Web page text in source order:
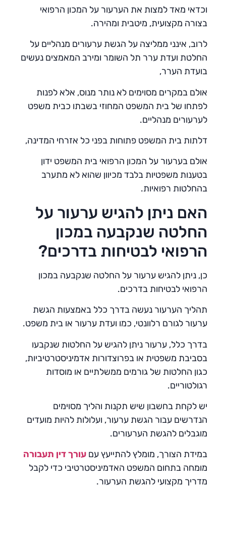
וכדאי מאד למצות את הערעור על המכון הרפואי
בצורה מקצועית, מיטבית ומהירה.
לרוב, אינני ממליצה על הגשת ערעורים מנהליים על
החלטת ועדת ערר תל השומר ומירב המאמצים נעשים
בועדת הערר,
אולם במקרים מסוימים לא נותר מנוס, אלא לפנות
לפתחו של בית המשפט המחוזי בשבתו כבית משפט
לערעורים מנהליים.
דלתות בית המשפט פתוחות בפני כל אזרחי המדינה,
אולם בערעור על המכון הרפואי בית המשפט ידון
בטענות משפטיות בלבד מכיוון שהוא לא מתערב
בהחלטות רפואיות.
האם ניתן להגיש ערעור על
החלטה שנקבעה במכון
הרפואי לבטיחות בדרכים?
כן, ניתן להגיש ערעור על החלטה שנקבעה במכון
הרפואי לבטיחות בדרכים.
תהליך הערעור נעשה בדרך כלל באמצעות הגשת
ערעור לגורם רלוונטי, כמו ועדת ערעור או בית משפט.
בדרך כלל, ערעור ניתן להגיש על החלטות שנקבעו
בסביבת משפטית או בפרוצדורות אדמיניסטרטיביות,
כגון החלטות של גורמים ממשלתיים או מוסדות
רגולטוריים.
יש לקחת בחשבון שיש תקנות והליך מסוימים
הנדרשים עבור הגשת ערעור, ועלולות להיות מועדים
מוגבלים להגשת הערעורים.
במידת הצורך, מומלץ להתייעץ עםעורך דין תעבורה
מומחה בתחום המשפט האדמיניסטרטיבי כדי לקבל
מדריך מקצועי להגשת הערעור.